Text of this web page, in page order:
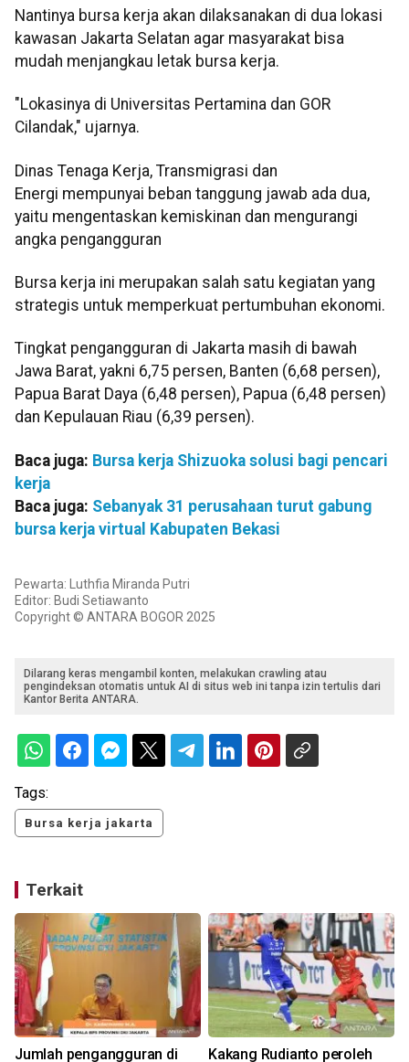
Nantinya bursa kerja akan dilaksanakan di dua lokasi
kawasan Jakarta Selatan agar masyarakat bisa
mudah menjangkau letak bursa kerja.
"Lokasinya di Universitas Pertamina dan GOR
Cilandak," ujarnya.
Dinas Tenaga Kerja, Transmigrasi dan
Energi mempunyai beban tanggung jawab ada dua,
yaitu mengentaskan kemiskinan dan mengurangi
angka pengangguran
Bursa kerja ini merupakan salah satu kegiatan yang
strategis untuk memperkuat pertumbuhan ekonomi.
Tingkat pengangguran di Jakarta masih di bawah
Jawa Barat, yakni 6,75 persen, Banten (6,68 persen),
Papua Barat Daya (6,48 persen), Papua (6,48 persen)
dan Kepulauan Riau (6,39 persen).
Baca juga: Bursa kerja Shizuoka solusi bagi pencari
kerja
Baca juga: Sebanyak 31 perusahaan turut gabung
bursa kerja virtual Kabupaten Bekasi
Pewarta: Luthfia Miranda Putri
Editor: Budi Setiawanto
Copyright © ANTARA BOGOR 2025
Dilarang keras mengambil konten, melakukan crawling atau
pengindeksan otomatis untuk AI di situs web ini tanpa izin tertulis dari
Kantor Berita ANTARA.
Tags:
Bursa kerja jakarta
Terkait
Jumlah pengangguran di Kakang Rudianto peroleh